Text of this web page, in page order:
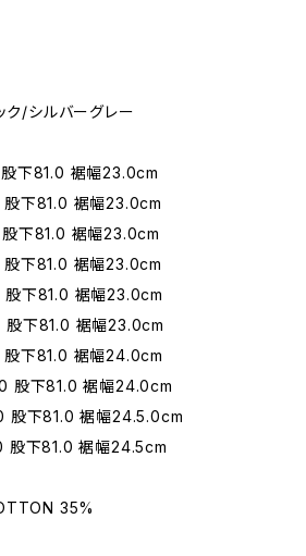
ク/シルバーグレー
下81.0 裾幅23.0cm
下81.0 裾幅23.0cm
下81.0 裾幅23.0cm
下81.0 裾幅23.0cm
下81.0 裾幅23.0cm
下81.0 裾幅23.0cm
下81.0 裾幅24.0cm
股下81.0 裾幅24.0cm
股下81.0 裾幅24.5.0cm
股下81.0 裾幅24.5cm
35%